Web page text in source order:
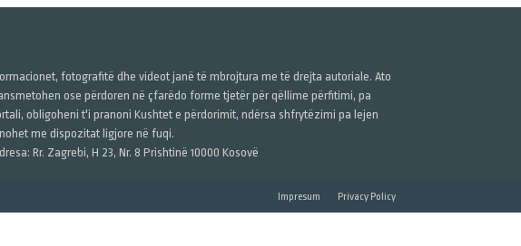
fotografitë dhe videot janë të mbrojtura me të drejta autoriale. Ato
ose përdoren në çfarëdo forme tjetër për qëllime përfitimi, pa
obligoheni t'i pranoni Kushtet e përdorimit, ndërsa shfrytëzimi pa lejen
me dispozitat ligjore në fuqi.
Rr. Zagrebi, H 23, Nr. 8 Prishtinë 10000 Kosovë
Impresum Privacy Policy